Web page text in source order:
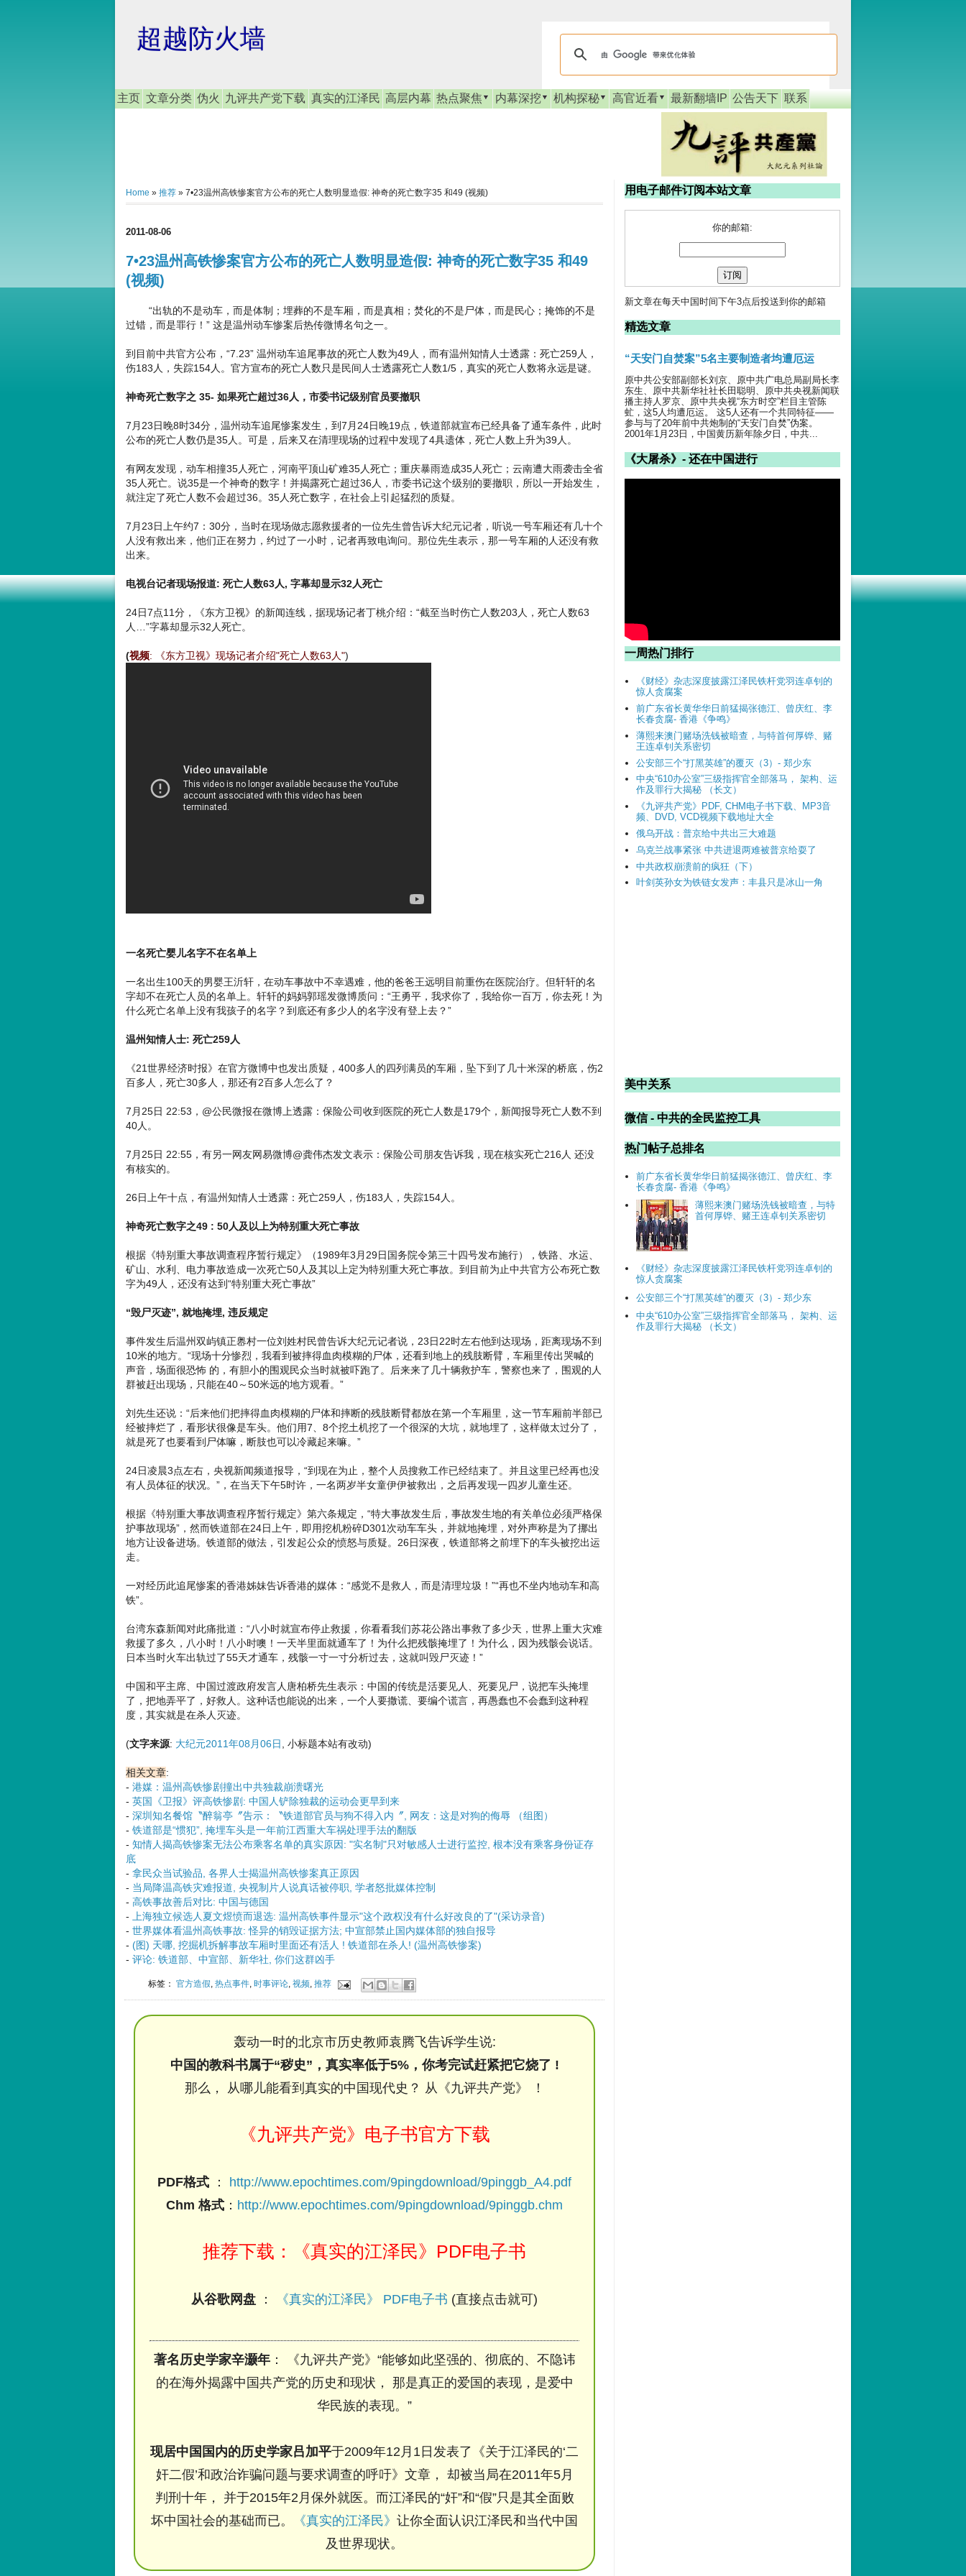
超越防火墙
主页 文章分类 伪火 九评共产党下载 真实的江泽民 高层内幕 热点聚焦 内幕深挖 机构探秘 高官近看 最新翻墙IP 公告天下 联系
Home » 推荐 » 7•23温州高铁惨案官方公布的死亡人数明显造假: 神奇的死亡数字35 和49 (视频)
2011-08-06
7•23温州高铁惨案官方公布的死亡人数明显造假: 神奇的死亡数字35 和49
(视频)
“出轨的不是动车，而是体制；埋葬的不是车厢，而是真相；焚化的不是尸体，而是民心；掩饰的不是
过错，而是罪行！” 这是温州动车惨案后热传微博名句之一。
到目前中共官方公布，“7.23” 温州动车追尾事故的死亡人数为49人，而有温州知情人士透露：死亡259人，
伤183人，失踪154人。官方宣布的死亡人数只是民间人士透露死亡人数1/5，真实的死亡人数将永远是谜。
神奇死亡数字之 35- 如果死亡超过36人，市委书记级别官员要撤职
7月23日晚8时34分，温州动车追尾惨案发生，到7月24日晚19点，铁道部就宣布已经具备了通车条件，此时
公布的死亡人数仍是35人。可是，后来又在清理现场的过程中发现了4具遗体，死亡人数上升为39人。
有网友发现，动车相撞35人死亡，河南平顶山矿难35人死亡；重庆暴雨造成35人死亡；云南遭大雨袭击全省
35人死亡。说35是一个神奇的数字！并揭露死亡超过36人，市委书记这个级别的要撤职，所以一开始发生，
就注定了死亡人数不会超过36。35人死亡数字，在社会上引起猛烈的质疑。
7月23日上午约7：30分，当时在现场做志愿救援者的一位先生曾告诉大纪元记者，听说一号车厢还有几十个
人没有救出来，他们正在努力，约过了一小时，记者再致电询问。那位先生表示，那一号车厢的人还没有救
出来。
电视台记者现场报道: 死亡人数63人, 字幕却显示32人死亡
24日7点11分，《东方卫视》的新闻连线，据现场记者丁桃介绍：“截至当时伤亡人数203人，死亡人数63
人…”字幕却显示32人死亡。
(视频: 《东方卫视》现场记者介绍"死亡人数63人")
一名死亡婴儿名字不在名单上
一名出生100天的男婴王沂轩，在动车事故中不幸遇难，他的爸爸王远明目前重伤在医院治疗。但轩轩的名
字却不在死亡人员的名单上。轩轩的妈妈郭瑶发微博质问：“王勇平，我求你了，我给你一百万，你去死！为
什么死亡名单上没有我孩子的名字？到底还有多少人的名字没有登上去？”
温州知情人士: 死亡259人
《21世界经济时报》在官方微博中也发出质疑，400多人的四列满员的车厢，坠下到了几十米深的桥底，伤2
百多人，死亡30多人，那还有2百多人怎么了？
7月25日 22:53，@公民微报在微博上透露：保险公司收到医院的死亡人数是179个，新闻报导死亡人数不到
40人。
7月25日 22:55，有另一网友网易微博@龚伟杰发文表示：保险公司朋友告诉我，现在核实死亡216人 还没
有核实的。
26日上午十点，有温州知情人士透露：死亡259人，伤183人，失踪154人。
神奇死亡数字之49 : 50人及以上为特别重大死亡事故
根据《特别重大事故调查程序暂行规定》（1989年3月29日国务院令第三十四号发布施行），铁路、水运、
矿山、水利、电力事故造成一次死亡50人及其以上定为特别重大死亡事故。到目前为止中共官方公布死亡数
字为49人，还没有达到“特别重大死亡事故”
“毁尸灭迹”, 就地掩埋, 违反规定
事件发生后温州双屿镇正嶴村一位刘姓村民曾告诉大纪元记者说，23日22时左右他到达现场，距离现场不到
10米的地方。“现场十分惨烈，我看到被摔得血肉模糊的尸体，还看到地上的残肢断臂，车厢里传出哭喊的
声音，场面很恐怖 的，有胆小的围观民众当时就被吓跑了。后来来了几十辆救护车，警察也来了，围观的人
群被赶出现场，只能在40～50米远的地方观看。”
刘先生还说：“后来他们把摔得血肉模糊的尸体和摔断的残肢断臂都放在第一个车厢里，这一节车厢前半部已
经被摔烂了，看形状很像是车头。他们用7、8个挖土机挖了一个很深的大坑，就地埋了，这样做太过分了，
就是死了也要看到尸体嘛，断肢也可以冷藏起来嘛。”
24日凌晨3点左右，央视新闻频道报导，“到现在为止，整个人员搜救工作已经结束了。并且这里已经再也没
有人员体征的状况。”，在当天下午5时许，一名两岁半女童伊伊被救出，之后再发现一四岁儿童生还。
根据《特别重大事故调查程序暂行规定》第六条规定，“特大事故发生后，事故发生地的有关单位必须严格保
护事故现场”，然而铁道部在24日上午，即用挖机粉碎D301次动车车头，并就地掩埋，对外声称是为了挪出
地方让设备进场。铁道部的做法，引发起公众的愤怒与质疑。26日深夜，铁道部将之前埋下的车头被挖出运
走。
一对经历此追尾惨案的香港姊妹告诉香港的媒体：“感觉不是救人，而是清理垃圾！”“再也不坐内地动车和高
铁”。
台湾东森新闻对此痛批道：“八小时就宣布停止救援，你看看我们苏花公路出事救了多少天，世界上重大灾难
救援了多久，八小时！八小时噢！一天半里面就通车了！为什么把残骸掩埋了！为什么，因为残骸会说话。
日本当时火车出轨过了55天才通车，残骸一寸一寸分析过去，这就叫毁尸灭迹！”
中国和平主席、中国过渡政府发言人唐柏桥先生表示：中国的传统是活要见人、死要见尸，说把车头掩埋
了，把地弄平了，好救人。这种话也能说的出来，一个人要撒谎、要编个谎言，再愚蠢也不会蠢到这种程
度，其实就是在杀人灭迹。
(文字来源: 大纪元2011年08月06日 , 小标题本站有改动)
相关文章:
- 港媒：温州高铁惨剧撞出中共独裁崩溃曙光
- 英国《卫报》评高铁惨剧: 中国人铲除独裁的运动会更早到来
- 深圳知名餐馆〝醉翁亭〞告示：〝铁道部官员与狗不得入内〞, 网友：这是对狗的侮辱 （组图）
- 铁道部是“惯犯”, 掩埋车头是一年前江西重大车祸处理手法的翻版
- 知情人揭高铁惨案无法公布乘客名单的真实原因: "实名制"只对敏感人士进行监控, 根本没有乘客身份证存
底
- 拿民众当试验品, 各界人士揭温州高铁惨案真正原因
- 当局降温高铁灾难报道, 央视制片人说真话被停职, 学者怒批媒体控制
- 高铁事故善后对比: 中国与德国
-
上海独立候选人夏文煜愤而退选: 温州高铁事件显示"这个政权没有什么好改良的了"(采访录音)
- 世界媒体看温州高铁事故: 怪异的销毁证据方法; 中宣部禁止国内媒体部的独自报导
- (图) 天哪, 挖掘机拆解事故车厢时里面还有活人 ! 铁道部在杀人! (温州高铁惨案)
- 评论: 铁道部、中宣部、新华社, 你们这群凶手
标签：官方造假 ,热点事件 时事评论 ,视频 ,推荐
轰动一时的北京市历史教师袁腾飞告诉学生说:
中国的教科书属于“秽史”，真实率低于5%，你考完试赶紧把它烧了 !
那么， 从哪儿能看到真实的中国现代史？ 从《九评共产党》 ！
《九评共产党》电子书官方下载
PDF格式 ： http://www.epochtimes.com/9pingdownload/9pinggb_A4.pdf
Chm 格式 ： http://www.epochtimes.com/9pingdownload/9pinggb.chm
推荐下载：《真实的江泽民》PDF电子书
从谷歌网盘 ： 《真实的江泽民》 PDF电子书 (直接点击就可)
著名历史学家辛灏年： 《九评共产党》“能够如此坚强的、彻底的、不隐讳
的在海外揭露中国共产党的历史和现状， 那是真正的爱国的表现，是爱中
华民族的表现。”
现居中国国内的历史学家吕加平于2009年12月1日发表了《关于江泽民的‘二
奸二假’和政治诈骗问题与要求调查的呼吁》文章， 却被当局在2011年5月
判刑十年， 并于2015年2月保外就医。而江泽民的“奸”和“假”只是其全面败
坏中国社会的基础而已。
《真实的江泽民》 让你全面认识江泽民和当代中国
及世界现状。
用电子邮件订阅本站文章
你的邮箱:
新文章在每天中国时间下午3点后投送到你的邮箱
精选文章
“天安门自焚案”5名主要制造者均遭厄运
原中共公安部副部长刘京、原中共广电总局副局长李
东生、原中共新华社社长田聪明、原中共央视新闻联
播主持人罗京、原中共央视“东方时空”栏目主管陈
虻，这5人均遭厄运。 这5人还有一个共同特征——
参与与了20年前中共炮制的“天安门自焚”伪案。
2001年1月23日，中国黄历新年除夕日，中共...
《大屠杀》- 还在中国进行
一周热门排行
《财经》杂志深度披露江泽民铁杆党羽连卓钊的
惊人贪腐案
前广东省长黄华华日前猛揭张德江、曾庆红、李
长春贪腐- 香港《争鸣》
薄熙来澳门赌场洗钱被暗查，与特首何厚铧、赌
王连卓钊关系密切
公安部三个“打黑英雄”的覆灭（3）- 郑少东
中央“610办公室”三级指挥官全部落马， 架构、运
作及罪行大揭秘 （长文）
《九评共产党》PDF, CHM电子书下载、MP3音
频、DVD, VCD视频下载地址大全
俄乌开战：普京给中共出三大难题
乌克兰战事紧张 中共进退两难被普京给耍了
中共政权崩溃前的疯狂（下）
叶剑英孙女为铁链女发声：丰县只是冰山一角
美中关系
微信 - 中共的全民监控工具
热门帖子总排名
前广东省长黄华华日前猛揭张德江、曾庆红、李
长春贪腐- 香港《争鸣》
薄熙来澳门赌场洗钱被暗查，与特
首何厚铧、赌王连卓钊关系密切
《财经》杂志深度披露江泽民铁杆党羽连卓钊的
惊人贪腐案
公安部三个“打黑英雄”的覆灭（3）- 郑少东
中央“610办公室”三级指挥官全部落马， 架构、运
作及罪行大揭秘 （长文）